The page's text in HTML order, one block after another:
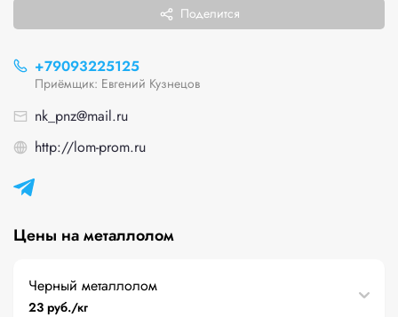
Поделится
+79093225125
Приёмщик: Евгений Кузнецов
nk_pnz@mail.ru
http://lom-prom.ru
Цены на металлолом
Черный металлолом
23 руб./кг